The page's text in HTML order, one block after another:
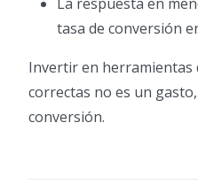
tasa de conversión
Invertir en herramientas
correctas no es un
conversión.